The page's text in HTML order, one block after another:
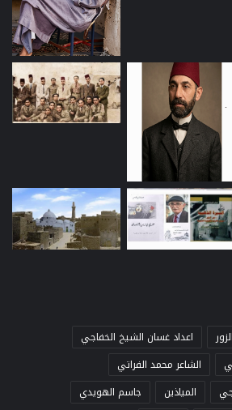
اعداد غسان الشيخ الخفاجي
الشاعر محمد الفراتي
المياذين جاسم الهويدي